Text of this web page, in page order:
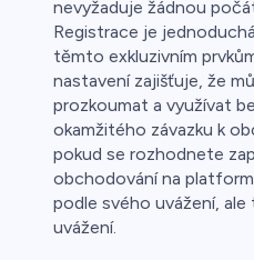
nevyžaduje žádnou
Registrace je
těmto exkluzivním
nastavení zajišťuje, že
prozkoumat a využívat
okamžitého závazku k
pokud se rozhodnete
obchodování na
podle svého uvážení, ale
uvážení.